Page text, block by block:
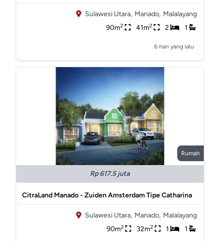
Sulawesi Utara, Manado, Malalayang
90m2 41m2 2 1
6 hari yang lalu
Rumah
Rp 617.5 juta
CitraLand Manado - Zuiden Amsterdam Tipe Catharina
Sulawesi Utara, Manado, Malalayang
90m2 32m2 1 1